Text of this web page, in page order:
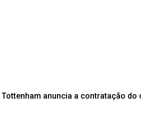
Tottenham anuncia a contratação do